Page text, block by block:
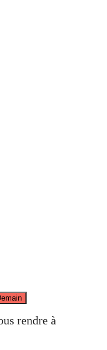
rendre à